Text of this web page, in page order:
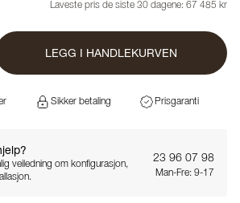
Laveste pris de siste 30 dagene: 67 485 kr
LEGG I HANDLEKURVEN
Sikker betaling Prisgaranti
veiledning om konfigurasjon,
23 96 07 98
Man-Fre: 9-17